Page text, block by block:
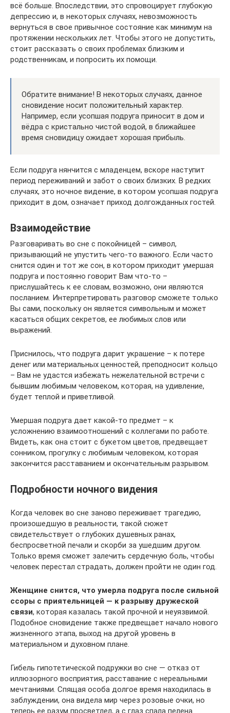
всё больше. Впоследствии, это спровоцирует глубокую
депрессию и, в некоторых случаях, невозможность
вернуться в свое привычное состояние как минимум на
протяжении нескольких лет. Чтобы этого не допустить,
стоит рассказать о своих проблемах близким и
родственникам, и попросить их помощи.
Обратите внимание! В некоторых случаях, данное
сновидение носит положительный характер.
Например, если усопшая подруга приносит в дом и
вёдра с кристально чистой водой, в ближайшее
время сновидицу ожидает хорошая прибыль.
Если подруга нянчится с младенцем, вскоре наступит
период переживаний и забот о своих близких. В редких
случаях, это ночное видение, в котором усопшая подруга
приходит в дом, означает приход долгожданных гостей.
Взаимодействие
Разговаривать во сне с покойницей – символ,
призывающий не упустить чего-то важного. Если часто
снится один и тот же сон, в котором приходит умершая
подруга и постоянно говорит Вам что-то –
прислушайтесь к ее словам, возможно, они являются
посланием. Интерпретировать разговор сможете только
Вы сами, поскольку он является символьным и может
касаться общих секретов, ее любимых слов или
выражений.
Приснилось, что подруга дарит украшение – к потере
денег или материальных ценностей, преподносит кольцо
– Вам не удастся избежать нежелательной встречи с
бывшим любимым человеком, которая, на удивление,
будет теплой и приветливой.
Умершая подруга дает какой-то предмет – к
усложнению взаимоотношений с коллегами по работе.
Видеть, как она стоит с букетом цветов, предвещает
сонником, прогулку с любимым человеком, которая
закончится расставанием и окончательным разрывом.
Подробности ночного видения
Когда человек во сне заново переживает трагедию,
произошедшую в реальности, такой сюжет
свидетельствует о глубоких душевных ранах,
беспросветной печали и скорби за ушедшим другом.
Только время сможет залечить сердечную боль, чтобы
человек перестал страдать, должен пройти не один год.
Женщине снится, что умерла подруга после сильной
ссоры с приятельницей — к разрыву дружеской
связи, которая казалась такой прочной и неуязвимой.
Подобное сновидение также предвещает начало нового
жизненного этапа, выход на другой уровень в
материальном и духовном плане.
Гибель гипотетической подружки во сне — отказ от
иллюзорного восприятия, расставание с нереальными
мечтаниями. Спящая особа долгое время находилась в
заблуждении, она видела мир через розовые очки, но
теперь ее разум просветлел, а с глаз спала пелена.